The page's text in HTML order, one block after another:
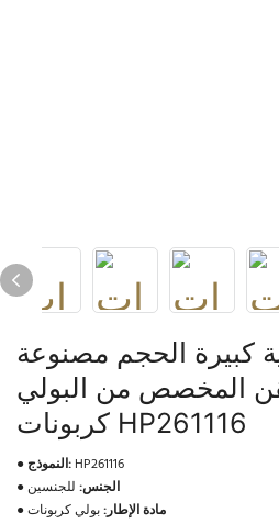
كبيرة الحجم مصنوعة
المخصص من البولي
كربونات HP261116
● النموذج: HP261116
●
الجنس: للجنسين
●
مادة الإطار:بولي كربونات